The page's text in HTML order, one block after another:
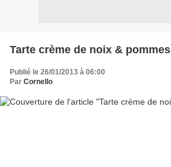
Tarte crème de noix & pommes
Publié le 26/01/2013 à 06:00
Par Cornello